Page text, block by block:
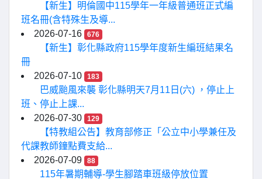
【新生】明倫國中115學年一年級普通班正式編
班名冊(含特殊生及導...
2026-07-16
676
【新生】彰化縣政府115學年度新生編班結果名
冊
2026-07-10
183
巴威颱風來襲 彰化縣明天7月11日(六) ，停止上
班、停止上課...
2026-07-30
129
【特教組公告】教育部修正「公立中小學兼任及
代課教師鐘點費支給...
2026-07-09
88
115年暑期輔導-學生腳踏車班級停放位置